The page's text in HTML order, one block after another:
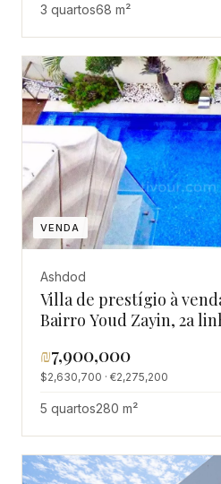
3 quartos68 m²
VENDA
Ashdod
Villa de prestígio à
Bairro Youd Zayin, 2a
₪7,900,000
$2,630,700 · €2,275,200
5 quartos280 m²